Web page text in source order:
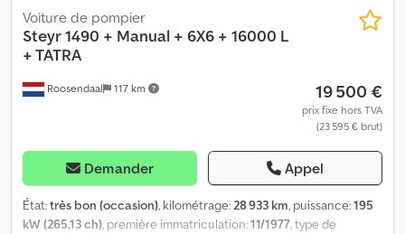
Roosendaal 117 km
Voiture de pompier
Steyr1490 + Manual + 6X6 + 16000 L
+ TATRA
19 500 €
prix fixe hors TVA
(23 595 € brut)
Demander Appel
État:très bon (occasion), kilométrage:28 933 km, puissance:195
kW (265,13 ch), première immatriculation:11/1977, type de